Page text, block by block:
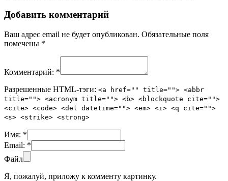
Добавить комментарий
Ваш адрес email не будет опубликован. Обязательные поля
помечены *
Комментарий: *
Разрешенные HTML-тэги: <a href="" title=""> <abbr
title=""> <acronym title=""> <b> <blockquote cite="">
<cite> <code> <del datetime=""> <em> <i> <q cite="">
<s> <strike> <strong>
Имя: *
Email: *
Файл
Я, пожалуй, приложу к комменту картинку.